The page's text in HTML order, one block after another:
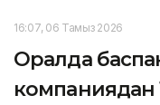
16:07, 06 Тамыз 2026
Оралда
компаниядан